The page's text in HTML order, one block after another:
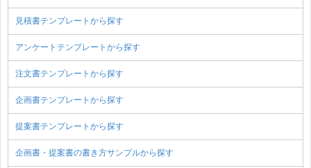
見積書テンプレートから探す
アンケートテンプレートから探す
注文書テンプレートから探す
企画書テンプレートから探す
提案書テンプレートから探す
企画書・提案書の書き方サンプルから探す